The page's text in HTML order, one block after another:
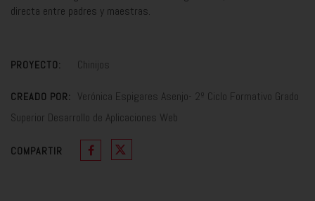
directa entre padres y maestras.
PROYECTO: Chinijos
CREADO POR:
Verónica Espigares Asenjo- 2º Ciclo Formativo Grado
Superior Desarrollo de Aplicaciones Web
COMPARTIR